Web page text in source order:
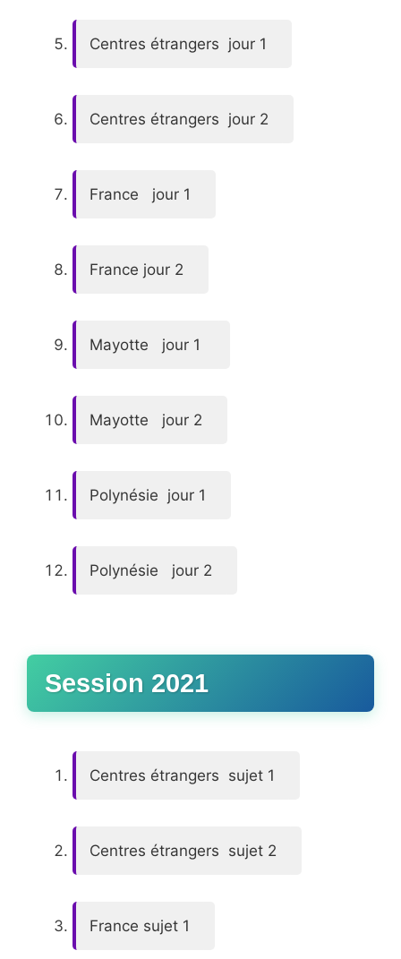
Centres étrangers jour 1
Centres étrangers jour 2
France jour 1
France jour 2
Mayotte jour 1
Mayotte jour 2
Polynésie jour 1
Polynésie jour 2
Session 2021
Centres étrangers sujet 1
Centres étrangers sujet 2
France sujet 1